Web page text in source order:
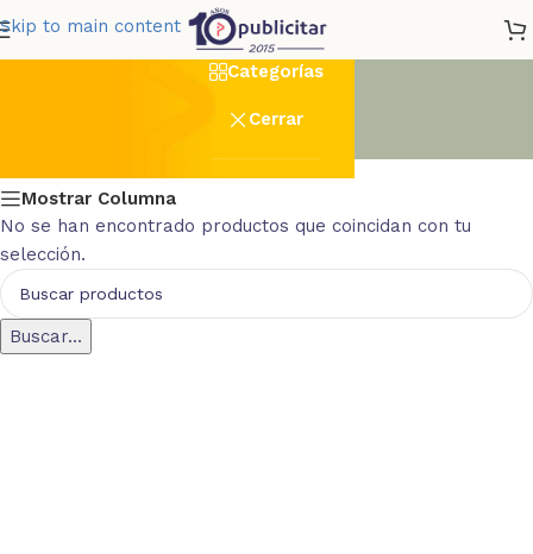
Skip to main content socket
Categorías
Cerrar
Mostrar Columna
No se han encontrado productos que coincidan con tu
selección.
Buscar...